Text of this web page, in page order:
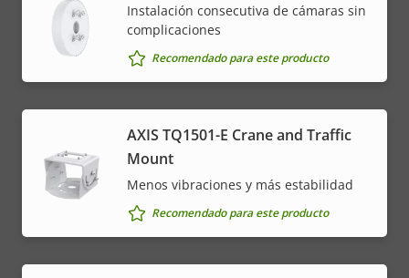
Instalación consecutiva de cámaras sin
complicaciones
Recomendado para este producto
AXIS TQ1501-E Crane and Traffic
Mount
Menos vibraciones y más estabilidad
Recomendado para este producto